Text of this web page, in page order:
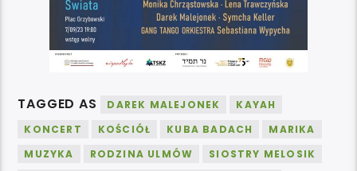
TAGGED AS DAREK MALEJONEK
KAYAH
KONCERT
KOŚCIÓŁ KUBA BADACH
MARIKA
MUZYKA
RODZINA ULMÓW
SIOSTRY MELOSIK